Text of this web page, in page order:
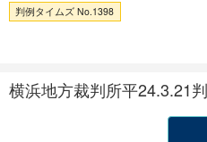
判例タイムズ No.1398
横浜地方裁判所平24.3.21